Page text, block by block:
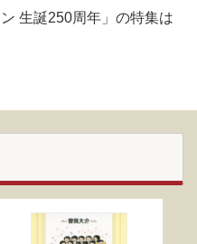
生誕250周年」の特集は